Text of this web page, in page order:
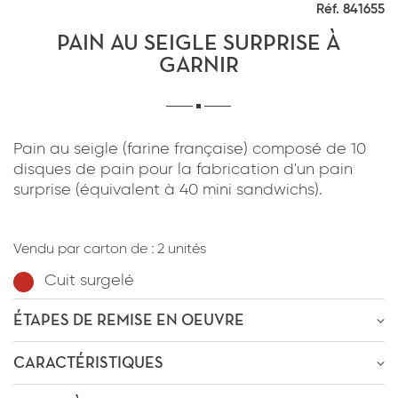
confidentialité du site www.coupdepates.fr
CONTACTEZ-NOUS
ENVOYER PAR E-MAIL
OU
ÊTRE RECONTACTÉ
* Champs obligatoires
Réf. 841655
PAIN AU SEIGLE SURPRISE À
GARNIR
Pain au seigle (farine française) composé de 10
disques de pain pour la fabrication d'un pain
surprise (équivalent à 40 mini sandwichs).
Vendu par carton de : 2 unités
Cuit surgelé
ÉTAPES DE REMISE EN OEUVRE
Décongélation8h-12h
CARACTÉRISTIQUES